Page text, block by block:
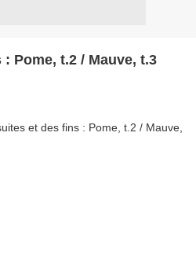
Pome, t.2 / Mauve, t.3